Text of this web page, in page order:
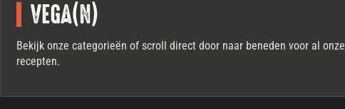
VEGA(N)
Bekijk onze categorieën of scroll direct door naar beneden voor al onze
recepten.